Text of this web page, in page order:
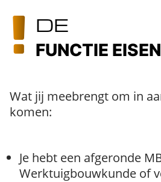
DE
FUNCTIE EISEN
Wat jij meebrengt om in
komen:
Je hebt een afgeronde
Werktuigbouwkunde of